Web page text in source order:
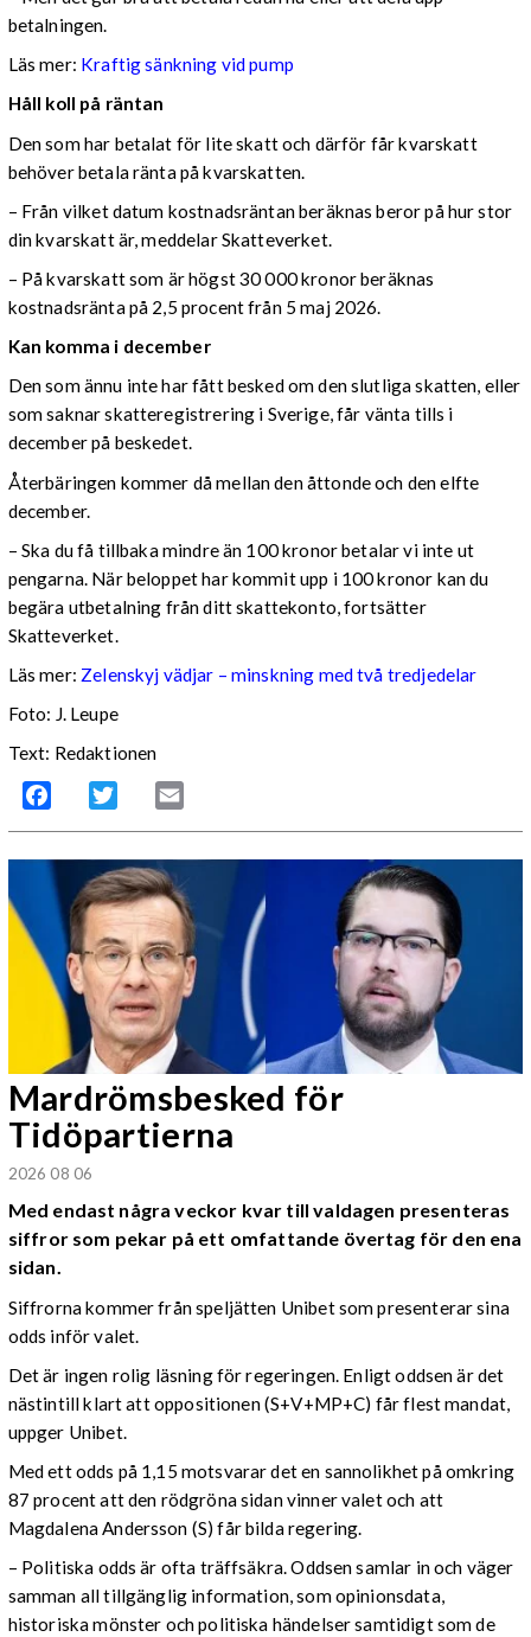
betalningen.
Läs mer: Kraftig sänkning vid pump
Håll koll på räntan
Den som har betalat för lite skatt och därför får kvarskatt
behöver betala ränta på kvarskatten.
– Från vilket datum kostnadsräntan beräknas beror på hur stor
din kvarskatt är, meddelar Skatteverket.
– På kvarskatt som är högst 30 000 kronor beräknas
kostnadsränta på 2,5 procent från 5 maj 2026.
Kan komma i december
Den som ännu inte har fått besked om den slutliga skatten, eller
som saknar skatteregistrering i Sverige, får vänta tills i
december på beskedet.
Återbäringen kommer då mellan den åttonde och den elfte
december.
– Ska du få tillbaka mindre än 100 kronor betalar vi inte ut
pengarna. När beloppet har kommit upp i 100 kronor kan du
begära utbetalning från ditt skattekonto, fortsätter
Skatteverket.
Läs mer: Zelenskyj vädjar – minskning med två tredjedelar
Foto: J. Leupe
Text: Redaktionen
Facebook Twitter
Mardrömsbesked för
Tidöpartierna
2026 08 06
Med endast några veckor kvar till valdagen presenteras
siffror som pekar på ett omfattande övertag för den ena
sidan.
Siffrorna kommer från speljätten Unibet som presenterar sina
odds inför valet.
Det är ingen rolig läsning för regeringen. Enligt oddsen är det
nästintill klart att oppositionen (S+V+MP+C) får flest mandat,
uppger Unibet.
Med ett odds på 1,15 motsvarar det en sannolikhet på omkring
87 procent att den rödgröna sidan vinner valet och att
Magdalena Andersson (S) får bilda regering.
– Politiska odds är ofta träffsäkra. Oddsen samlar in och väger
samman all tillgänglig information, som opinionsdata,
historiska mönster och politiska händelser samtidigt som de